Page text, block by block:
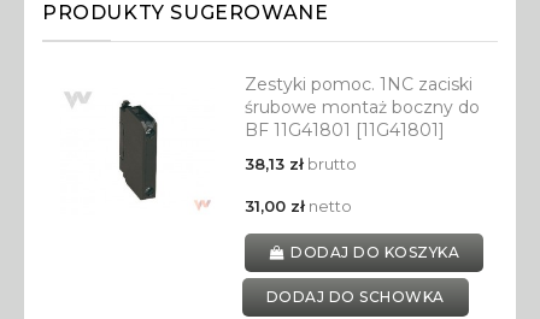
PRODUKTY SUGEROWANE
Zestyki pomoc. 1NC zaciski
śrubowe montaż boczny do
BF 11G41801 [11G41801]
38,13 złbrutto
31,00 złnetto
DODAJ DO KOSZYKA
DODAJ DO SCHOWKA